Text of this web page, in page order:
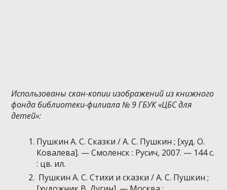
Использованы скан-копии изображений из книжного
фонда библиотеки-филиала № 9 ГБУК «ЦБС для
детей»:
Пушкин А. С. Сказки / А. С. Пушкин ; [худ. О.
Ковалева]. — Смоленск : Русич, 2007. — 144 с.
: цв. ил.
Пушкин А. С. Стихи и сказки / А. С. Пушкин ;